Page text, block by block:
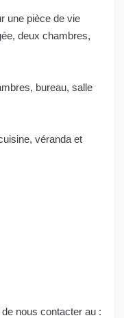
une pièce de vie
deux chambres,
bureau, salle
véranda et
nous contacter au :